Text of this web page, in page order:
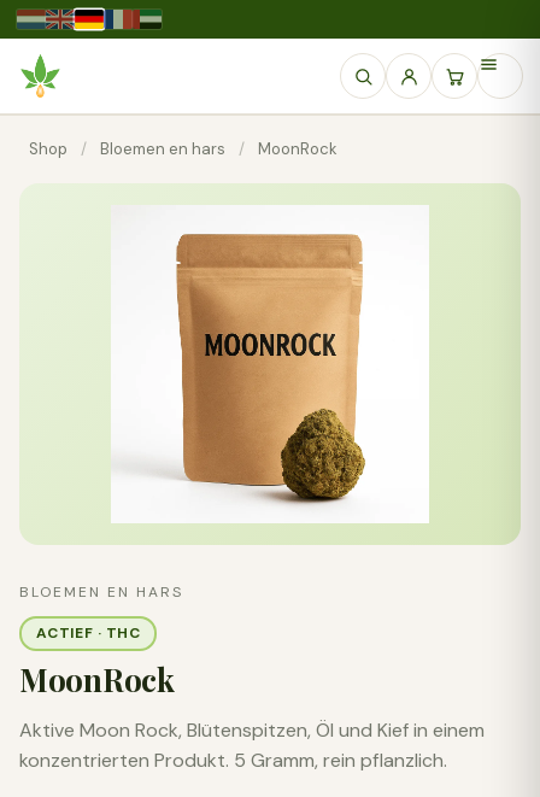
Shop / Bloemen en hars / MoonRock
BLOEMEN EN HARS
ACTIEF · THC
MoonRock
Aktive Moon Rock, Blütenspitzen, Öl und Kief in einem
konzentrierten Produkt. 5 Gramm, rein pflanzlich.